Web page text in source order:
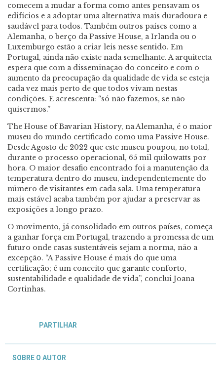
comecem a mudar a forma como antes pensavam os
edifícios e a adoptar uma alternativa mais duradoura e
saudável para todos. Também outros países como a
Alemanha, o berço da Passive House, a Irlanda ou o
Luxemburgo estão a criar leis nesse sentido. Em
Portugal, ainda não existe nada semelhante. A arquitecta
espera que com a disseminação do conceito e com o
aumento da preocupação da qualidade de vida se esteja
cada vez mais perto de que todos vivam nestas
condições. E acrescenta: “só não fazemos, se não
quisermos.”
The House of Bavarian History, na Alemanha, é o maior
museu do mundo certificado como uma Passive House.
Desde Agosto de 2022 que este museu poupou, no total,
durante o processo operacional, 65 mil quilowatts por
hora. O maior desafio encontrado foi a manutenção da
temperatura dentro do museu, independentemente do
número de visitantes em cada sala. Uma temperatura
mais estável acaba também por ajudar a preservar as
exposições a longo prazo.
O movimento, já consolidado em outros países, começa
a ganhar força em Portugal, trazendo a promessa de um
futuro onde casas sustentáveis sejam a norma, não a
excepção. “A Passive House é mais do que uma
certificação; é um conceito que garante conforto,
sustentabilidade e qualidade de vida”, conclui Joana
Cortinhas.
PARTILHAR
SOBRE O AUTOR